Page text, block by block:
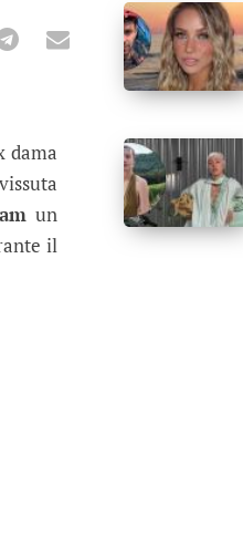
Maria De Filippi
dama
un
il